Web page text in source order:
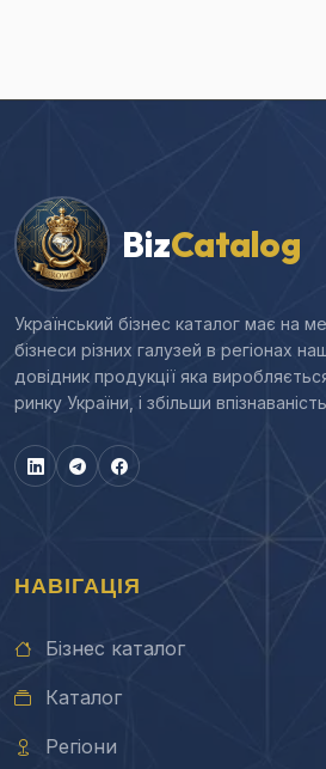
BizCatalog
Український бізнес каталог має на
бізнеси різних галузей в регіонах
довідник продукції яка
ринку України, і збільши
НАВІГАЦІЯ
Бізнес каталог
Каталог
Регіони